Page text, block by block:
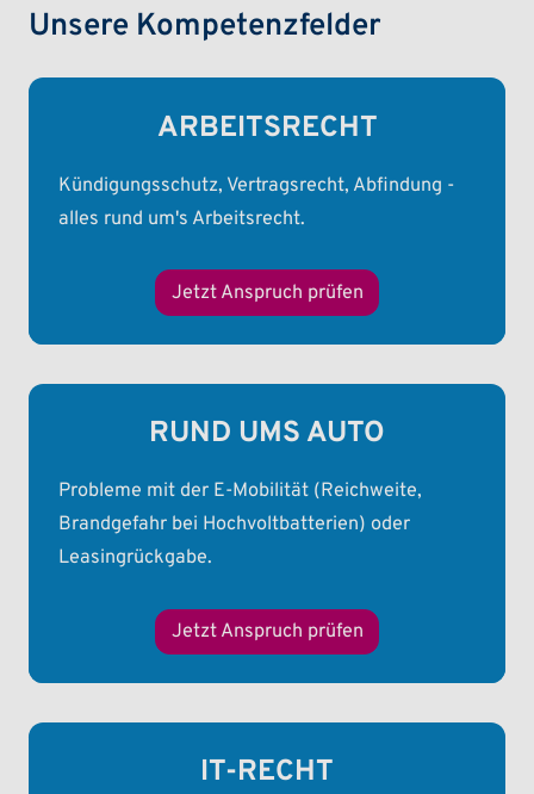
Unsere Kompetenzfelder
ARBEITSRECHT
Kündigungsschutz, Vertragsrecht, Abfindung -
alles rund um's Arbeitsrecht.
Jetzt Anspruch prüfen
RUND UMS AUTO
Probleme mit der E-Mobilität (Reichweite,
Brandgefahr bei Hochvoltbatterien) oder
Leasingrückgabe.
Jetzt Anspruch prüfen
IT-RECHT